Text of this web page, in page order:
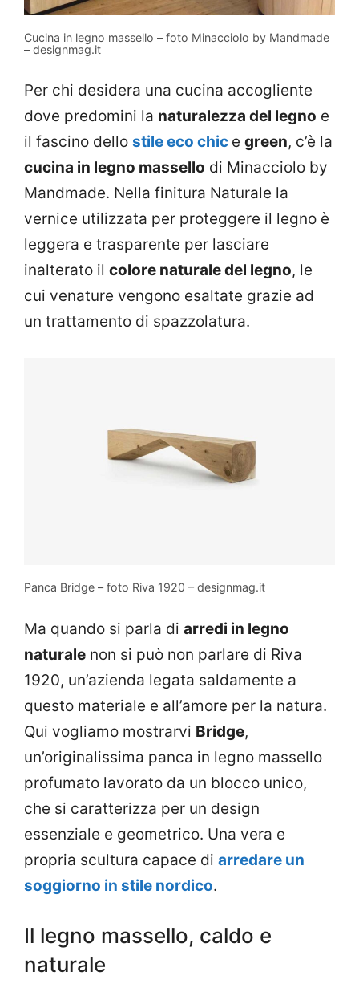
Cucina in legno massello – foto Minacciolo by Mandmade
– designmag.it
Per chi desidera una cucina accogliente
dove predomini la naturalezza del legno e
il fascino dello stile eco chic e green, c’è la
cucina in legno massello di Minacciolo by
Mandmade. Nella finitura Naturale la
vernice utilizzata per proteggere il legno è
leggera e trasparente per lasciare
inalterato il colore naturale del legno, le
cui venature vengono esaltate grazie ad
un trattamento di spazzolatura.
Panca Bridge – foto Riva 1920 – designmag.it
Ma quando si parla di arredi in legno
naturale non si può non parlare di Riva
1920, un’azienda legata saldamente a
questo materiale e all’amore per la natura.
Qui vogliamo mostrarvi Bridge,
un’originalissima panca in legno massello
profumato lavorato da un blocco unico,
che si caratterizza per un design
essenziale e geometrico. Una vera e
propria scultura capace di arredare un
soggiorno in stile nordico.
Il legno massello, caldo e
naturale